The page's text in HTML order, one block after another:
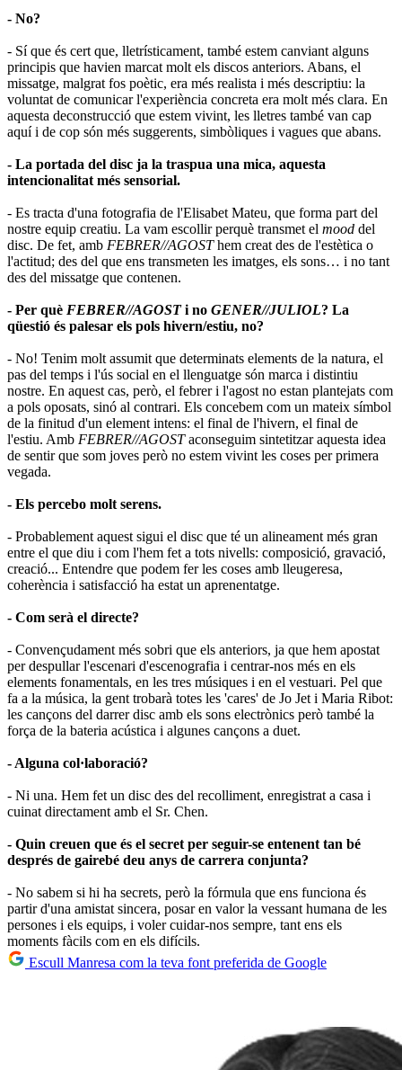
- No?
- Sí que és cert que, lletrísticament, també estem canviant alguns
principis que havien marcat molt els discos anteriors. Abans, el
missatge, malgrat fos poètic, era més realista i més descriptiu: la
voluntat de comunicar l'experiència concreta era molt més clara. En
aquesta deconstrucció que estem vivint, les lletres també van cap
aquí i de cop són més suggerents, simbòliques i vagues que abans.
- La portada del disc ja la traspua una mica, aquesta
intencionalitat més sensorial.
- Es tracta d'una fotografia de l'Elisabet Mateu, que forma part del
nostre equip creatiu. La vam escollir perquè transmet el mood del
disc. De fet, amb FEBRER//AGOSThem creat des de l'estètica o
l'actitud; des del que ens transmeten les imatges, els sons… i no tant
des del missatge que contenen.
- Per què FEBRER//AGOSTi no GENER//JULIOL? La
qüestió és palesar els pols hivern/estiu, no?
- No! Tenim molt assumit que determinats elements de la natura, el
pas del temps i l'ús social en el llenguatge són marca i distintiu
nostre. En aquest cas, però, el febrer i l'agost no estan plantejats com
a pols oposats, sinó al contrari. Els concebem com un mateix símbol
de la finitud d'un element intens: el final de l'hivern, el final de
l'estiu. Amb FEBRER//AGOSTaconseguim sintetitzar aquesta idea
de sentir que som joves però no estem vivint les coses per primera
vegada.
- Els percebo molt serens.
- Probablement aquest sigui el disc que té un alineament més gran
entre el que diu i com l'hem fet a tots nivells: composició, gravació,
creació... Entendre que podem fer les coses amb lleugeresa,
coherència i satisfacció ha estat un aprenentatge.
- Com serà el directe?
- Convençudament més sobri que els anteriors, ja que hem apostat
per despullar l'escenari d'escenografia i centrar-nos més en els
elements fonamentals, en les tres músiques i en el vestuari. Pel que
fa a la música, la gent trobarà totes les 'cares' de Jo Jet i Maria Ribot:
les cançons del darrer disc amb els sons electrònics però també la
força de la bateria acústica i algunes cançons a duet.
- Alguna col·laboració?
- Ni una. Hem fet un disc des del recolliment, enregistrat a casa i
cuinat directament amb el Sr. Chen.
- Quin creuen que és el secret per seguir-se entenent tan bé
després de gairebé deu anys de carrera conjunta?
- No sabem si hi ha secrets, però la fórmula que ens funciona és
partir d'una amistat sincera, posar en valor la vessant humana de les
persones i els equips, i voler cuidar-nos sempre, tant ens els
moments fàcils com en els difícils.
Escull Manresa com la teva font preferida de Google